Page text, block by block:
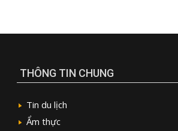
THÔNG TIN CHUNG
Tin du lịch
Ẩm thực